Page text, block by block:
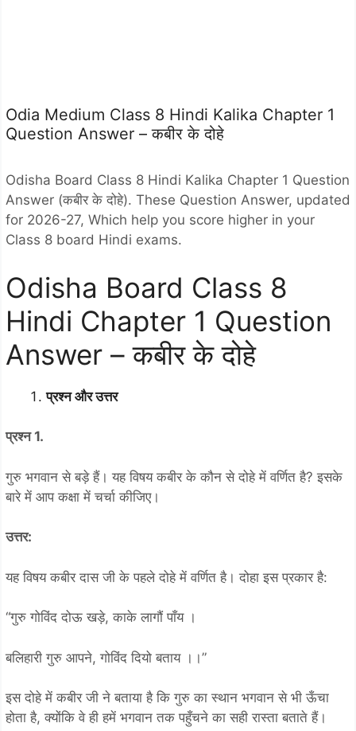
Odia Medium Class 8 Hindi Kalika Chapter 1
Question Answer – कबीर के दोहे
Odisha Board Class 8 Hindi Kalika Chapter 1 Question
Answer (कबीर के दोहे). These Question Answer, updated
for 2026-27, Which help you score higher in your
Class 8 board Hindi exams.
Odisha Board Class 8
Hindi Chapter 1 Question
Answer – कबीर के दोहे
प्रश्न और उत्तर
प्रश्न 1.
गुरु भगवान से बड़े हैं। यह विषय कबीर के कौन से दोहे में वर्णित है? इसके
बारे में आप कक्षा में चर्चा कीजिए।
उत्तर:
यह विषय कबीर दास जी के पहले दोहे में वर्णित है। दोहा इस प्रकार है:
“गुरु गोविंद दोऊ खड़े, काके लागौं पाँय ।
बलिहारी गुरु आपने, गोविंद दियो बताय ।।”
इस दोहे में कबीर जी ने बताया है कि गुरु का स्थान भगवान से भी ऊँचा
होता है, क्योंकि वे ही हमें भगवान तक पहुँचने का सही रास्ता बताते हैं।